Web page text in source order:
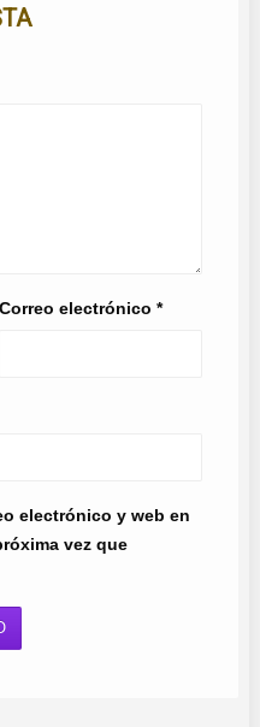
Correo electrónico*
electrónico y web en
vez que